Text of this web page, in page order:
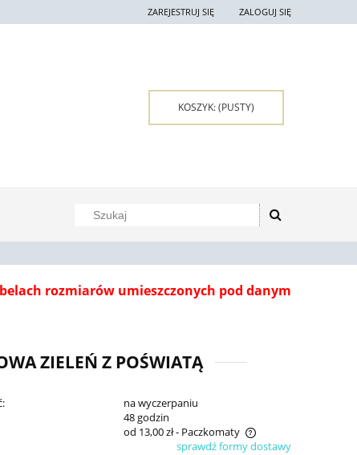
ZAREJESTRUJ SIĘ ZALOGUJ SIĘ
KOSZYK:(PUSTY)
rozmiarów umieszczonych pod danym
ZIELEŃ Z POŚWIATĄ
na wyczerpaniu
48 godzin
od 13,00 zł- Paczkomaty
sprawdź formy dostawy